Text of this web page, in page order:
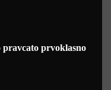
pravcato prvoklasno